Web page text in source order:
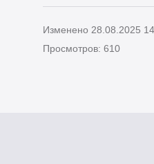
Изменено 28.08.2025
Просмотров: 610